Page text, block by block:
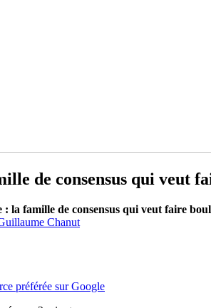
de consensus qui veut
: la famille de consensus qui veut faire
Chanut
préférée sur Google